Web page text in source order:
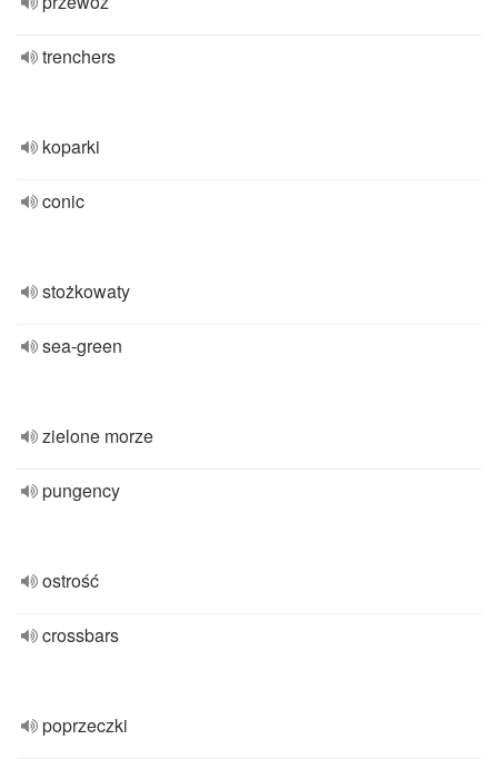
trenchers
koparki
conic
stożkowaty
sea-green
zielone morze
pungency
ostrość
crossbars
poprzeczki